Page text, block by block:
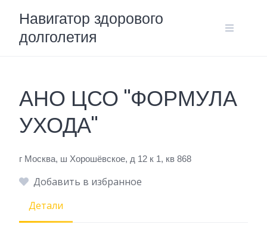
content
Навигатор здорового
долголетия
АНО ЦСО "ФОРМУЛА
УХОДА"
г Москва, ш Хорошёвское, д 12 к 1, кв 868
Добавить в избранное
Детали